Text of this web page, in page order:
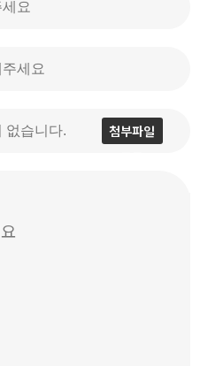
첨부파일